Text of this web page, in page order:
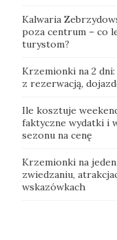
Kalwaria
poza centrum – co
turystom?
Krzemionki na 2
z rezerwacją,
Ile kosztuje
faktyczne wydatki i
sezonu na cenę
Krzemionki na
zwiedzaniu,
wskazówkach